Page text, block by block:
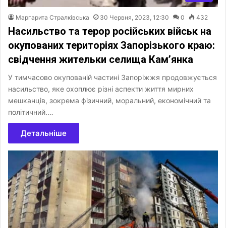
Маргарита Стралківська 30 Червня, 2023, 12:30 0 432
Насильство та терор російських військ на
окупованих територіях Запорізького краю:
свідчення жительки селища Кам’янка
У тимчасово окупованій частині Запоріжжя продовжується
насильство, яке охоплює різні аспекти життя мирних
мешканців, зокрема фізичний, моральний, економічний та
політичний.…
Детальніше